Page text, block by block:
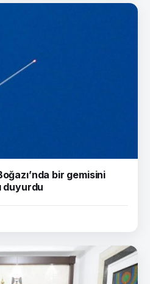
bir gemisini
duyurdu